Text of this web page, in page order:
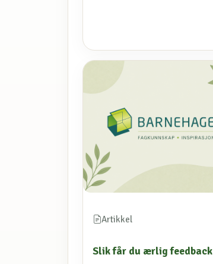
Artikkel
Slik får du ærlig feedback